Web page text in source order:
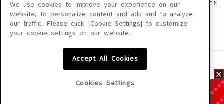
を問わず、著作権法の定める範囲を超えて無断で複製、転載、ファイル化などすること
を禁じます。
楽曲及びコンテンツは、機種によりご利用いただけない場合があります。
楽曲及びコンテンツの配信日、配信内容が変更になる場合があります。
We use cookies to improve your experience on our
website, to personalize content and ads and to analyze
our traffic. Please click [Cookie Settings] to customize
your cookie settings on our website.
Accept All Cookies
Cookies Settings